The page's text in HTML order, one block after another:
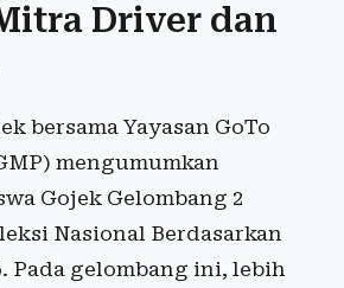
Driver dan
bersama Yayasan GoTo
mengumumkan
Gojek Gelombang 2
Nasional Berdasarkan
Pada gelombang ini, lebih